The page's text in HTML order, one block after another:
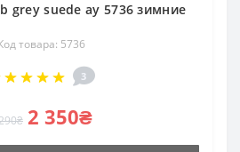
grey suede ay 5736 зимние
товара: 5736
3
2 350₴